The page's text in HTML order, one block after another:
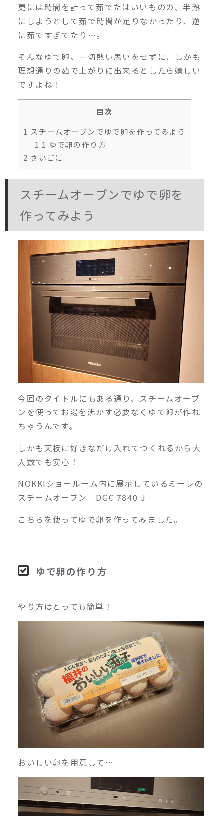
更には時間を計って茹でたはいいものの、半熟
にしようとして茹で時間が足りなかったり、逆
に茹ですぎてたり…。
そんなゆで卵、一切熱い思いをせずに、しかも
理想通りの茹で上がりに出来るとしたら嬉しい
ですよね！
目次
1 スチームオーブンでゆで卵を作ってみよう
1.1 ゆで卵の作り方
2 さいごに
スチームオーブンでゆで卵を
作ってみよう
今回のタイトルにもある通り、スチームオーブ
ンを使ってお湯を沸かす必要なくゆで卵が作れ
ちゃうんです。
しかも天板に好きなだけ入れてつくれるから大
人数でも安心！
NOKKIショールーム内に展示しているミーレの
スチームオーブン DGC 7840 J
こちらを使ってゆで卵を作ってみました。
ゆで卵の作り方
やり方はとっても簡単！
おいしい卵を用意して…